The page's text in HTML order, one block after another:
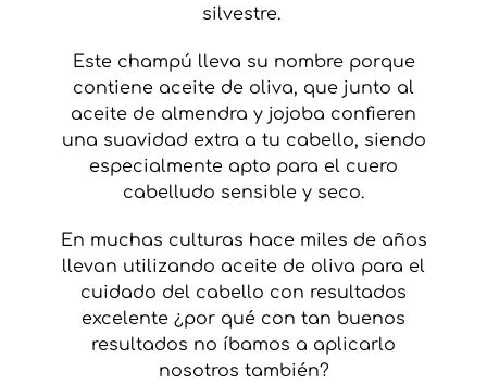
silvestre.
Este champú lleva su nombre porque
contiene aceite de oliva, que junto al
aceite de almendra y jojoba confieren
una suavidad extra a tu cabello, siendo
especialmente apto para el cuero
cabelludo sensible y seco.
En muchas culturas hace miles de años
llevan utilizando aceite de oliva para el
cuidado del cabello con resultados
excelente ¿por qué con tan buenos
resultados no íbamos a aplicarlo
nosotros también?